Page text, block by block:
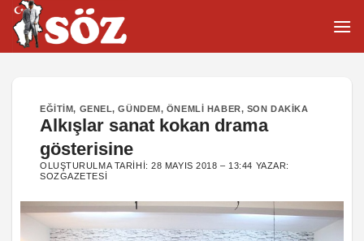
İçeriğe
atla
EĞITIM, GENEL,GÜNDEM, ÖNEMLI HABER, SON DAKIKA
Alkışlar sanat kokan drama
gösterisine
OLUŞTURULMA TARIHI:28 MAYIS 2018 – 13:44 YAZAR:
SOZGAZETESI